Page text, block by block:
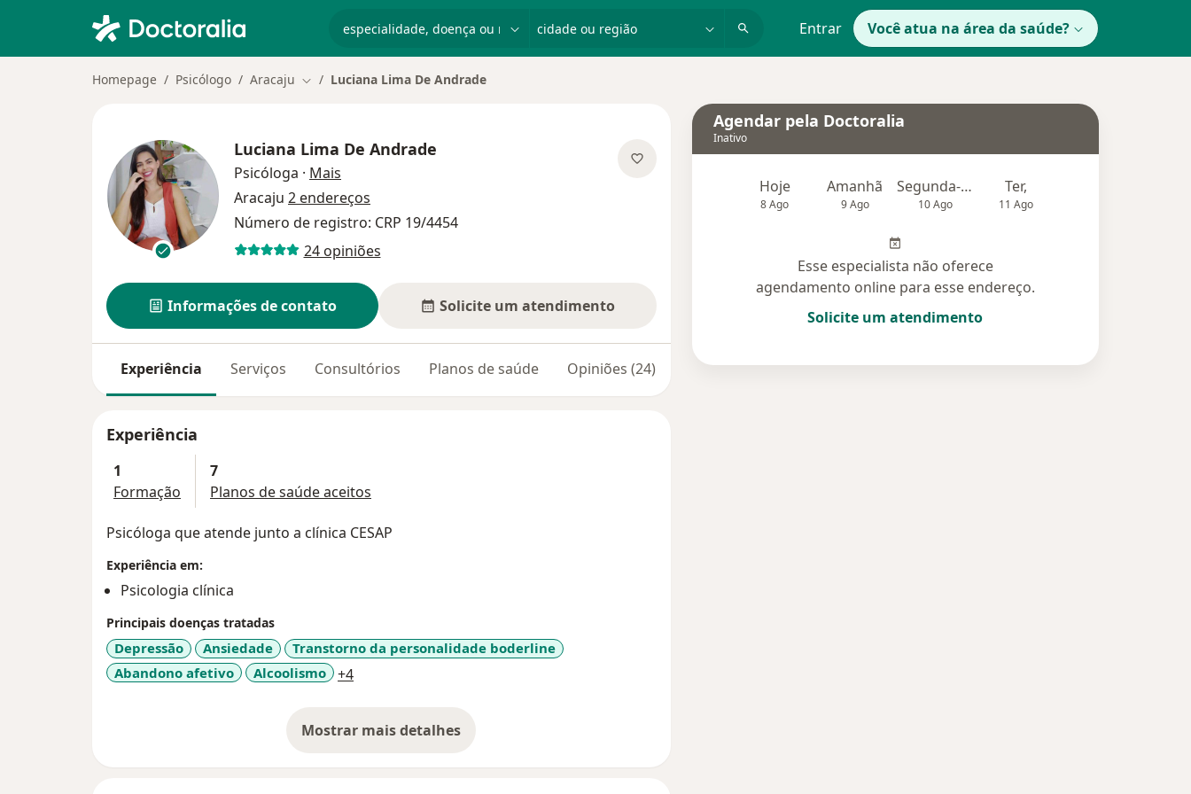
Entrar Você atua na área da saúde?
Homepage Psicólogo Aracaju Mudar de cidade
Luciana Lima De Andrade
Luciana Lima De Andrade
Psicóloga · Mais
Aracaju 2 endereços
Número de registro: CRP 19/4454
24 opiniões
Informações de contato Solicite um atendimento
Experiência Serviços Consultórios Planos de saúde Opiniões (24)
Experiência
1
Formação
7
Planos de saúde aceitos
Psicóloga que atende junto a clínica CESAP
Experiência em:
Psicologia clínica
Principais doenças tratadas
Depressão Ansiedade
Transtorno da personalidade boderline
Abandono afetivo
Alcoolismo +4a11y_sr_more_diseases
Mostrar mais detalhes
sobre a experiência
Agendar pela Doctoralia
Inativo
Hoje
8 Ago
Amanhã
9 Ago
Segunda-feira
10 Ago
Ter,
11 Ago
Esse especialista não oferece
agendamento online para esse endereço.
Solicite um atendimento